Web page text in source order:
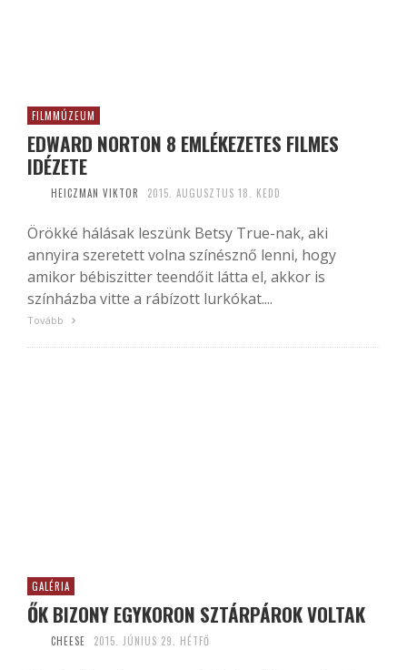
FILMMÚZEUM
EDWARD NORTON 8 EMLÉKEZETES FILMES
IDÉZETE
HEICZMAN VIKTOR 2015. AUGUSZTUS 18. KEDD
Örökké hálásak leszünk Betsy True-nak, aki
annyira szeretett volna színésznő lenni, hogy
amikor bébiszitter teendőit látta el, akkor is
színházba vitte a rábízott lurkókat....
Tovább
GALÉRIA
ŐK BIZONY EGYKORON SZTÁRPÁROK VOLTAK
CHEESE 2015. JÚNIUS 29. HÉTFŐ